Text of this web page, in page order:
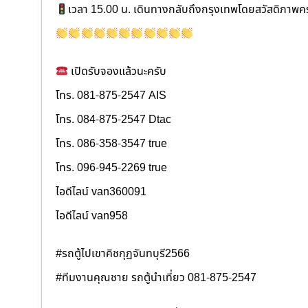
เวลา 15.00 น. เดินทางกลับถึงกรุงเทพโดยสวัสดิภาพ
เปิดรับจองแล้วนะครับ
โทร. 081-875-2547 AIS
โทร. 084-875-2547 Dtac
โทร. 086-358-3547 true
โทร. 096-945-2269 true
ไอดีไลน์ van360091
ไอดีไลน์ van958
#รถตู้ไปเขาคิชกุฏจันทบุรี2566
#ทีมงานคุณชาย รถตู้นำเที่ยว 081-875-2547